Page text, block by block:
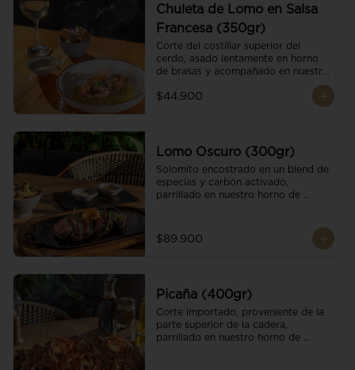
Chuleta de Lomo en Salsa
Francesa (350gr)
Corte del costillar superior del
cerdo, asado lentamente en horno
de brasas y acompañado en nuestra
$44.900
Lomo Oscuro (300gr)
Solomito encostrado en un blend de
especias y carbón activado,
parrillado en nuestro horno de
mantequilla de ajo y pimientos.
Acompañado de salsa criolla y una
$89.900
Picaña (400gr)
Corte importado, proveniente de la
parte superior de la cadera,
parrillado en nuestro horno de